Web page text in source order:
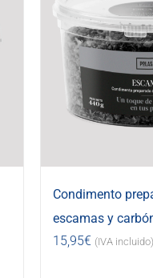
Condimento
escamas y
15,95€ (IVA incluido)